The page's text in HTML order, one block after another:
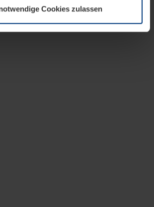
unserer Website ändern oder
Cookies zulassen